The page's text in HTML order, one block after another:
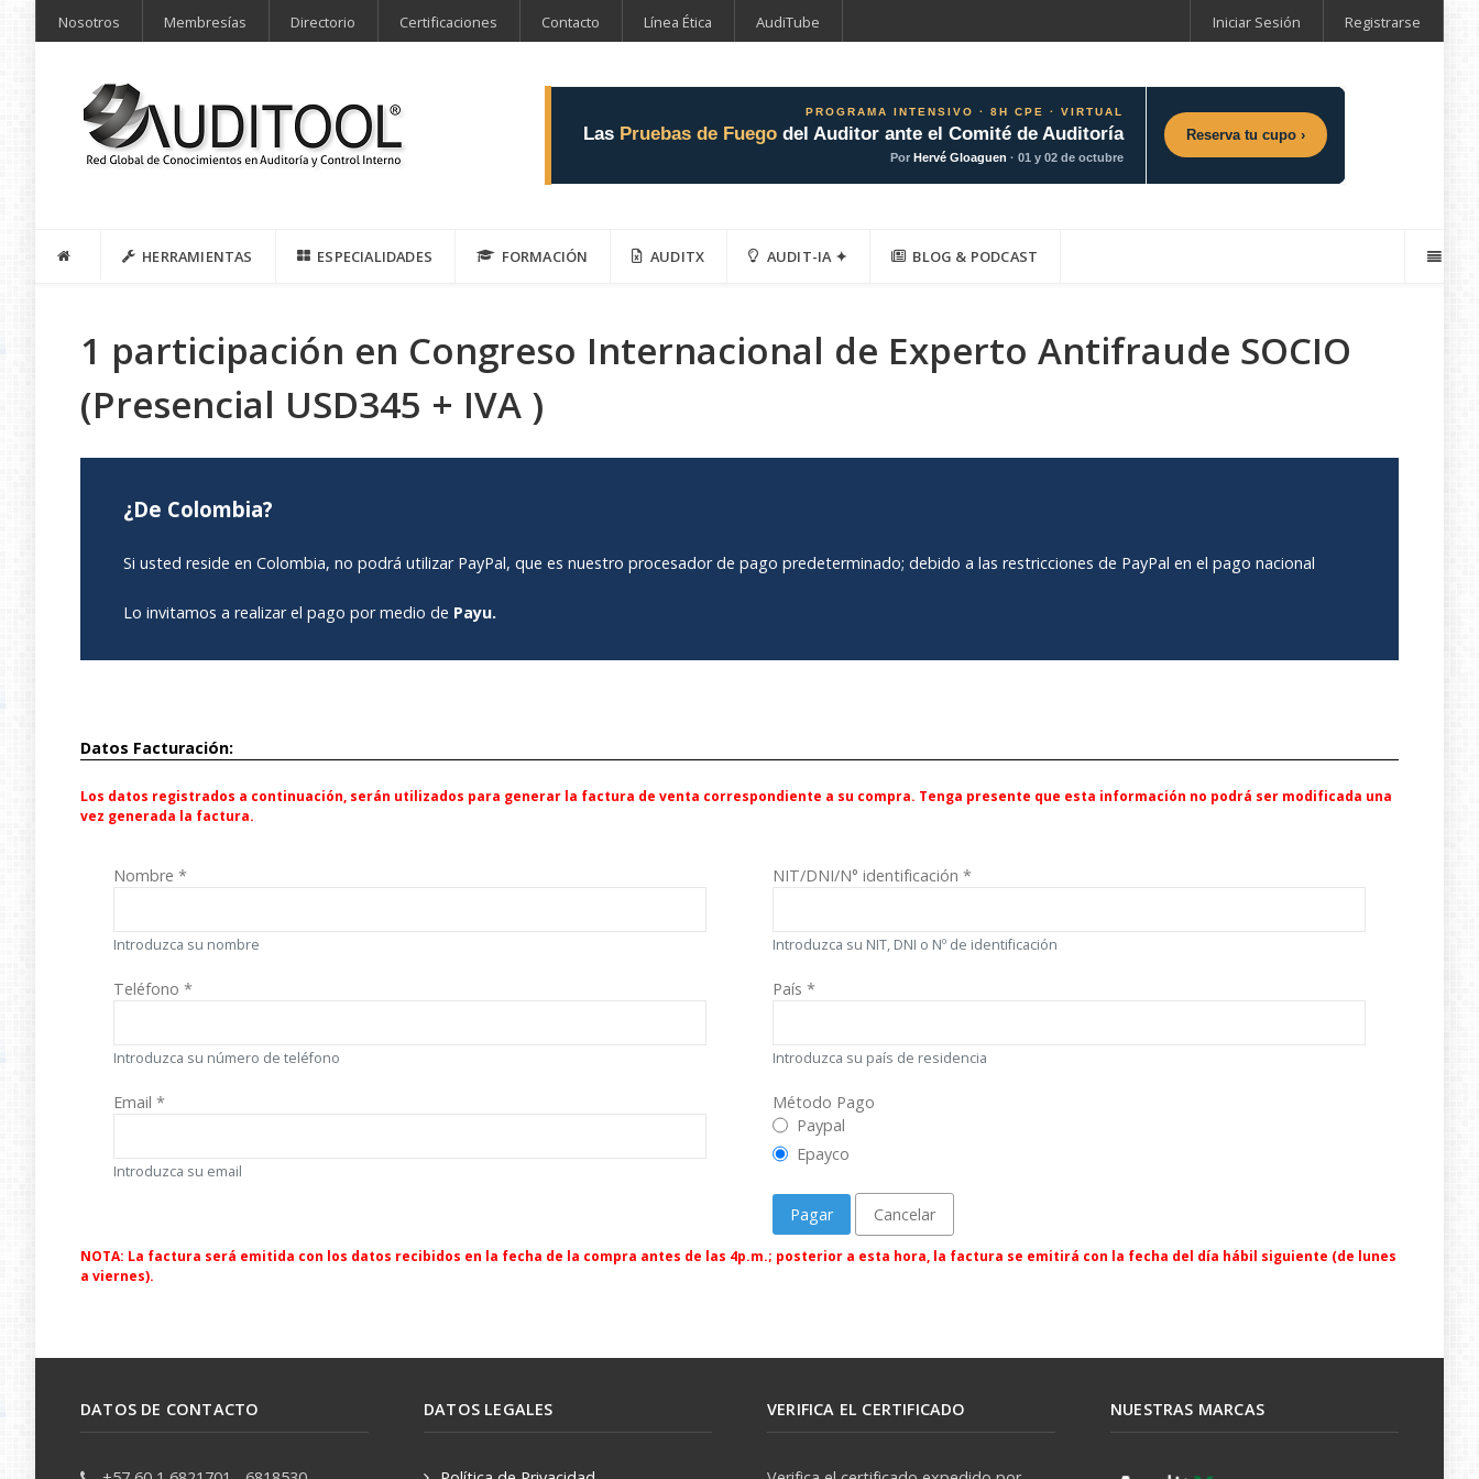
Nosotros Membresías Directorio Certificaciones Contacto Línea Ética AudiTube Iniciar Sesión Registrarse
PROGRAMA INTENSIVO · 8H CPE · VIRTUAL
Las Pruebas de Fuego del Auditor ante el Comité de Auditoría
PorHervé Gloaguen · 01 y 02 de octubre
Reserva tu cupo ›
HERRAMIENTAS ESPECIALIDADES FORMACIÓN AUDITX AUDIT-IA ✦ BLOG & PODCAST
1 participación en Congreso Internacional de Experto Antifraude SOCIO
(Presencial USD345 + IVA )
¿De Colombia?
Si usted reside en Colombia, no podrá utilizar PayPal, que es nuestro procesador de pago predeterminado; debido a las restricciones de PayPal en el pago nacional
Lo invitamos a realizar el pago por medio de Payu.
Datos Facturación:
Los datos registrados a continuación, serán utilizados para generar la factura de venta correspondiente a su compra. Tenga presente que esta información no podrá ser modificada una
vez generada la factura.
Nombre *
Introduzca su nombre
NIT/DNI/N° identificación *
Introduzca su NIT, DNI o Nº de identificación
Teléfono *
Introduzca su número de teléfono
País *
Introduzca su país de residencia
Email *
Introduzca su email
Método Pago
Método Pago
Paypal
Epayco
Pagar Cancelar
NOTA: La factura será emitida con los datos recibidos en la fecha de la compra antes de las 4p.m.; posterior a esta hora, la factura se emitirá con la fecha del día hábil siguiente (de lunes
a viernes).
DATOS DE CONTACTO DATOS LEGALES VERIFICA EL CERTIFICADO NUESTRAS MARCAS